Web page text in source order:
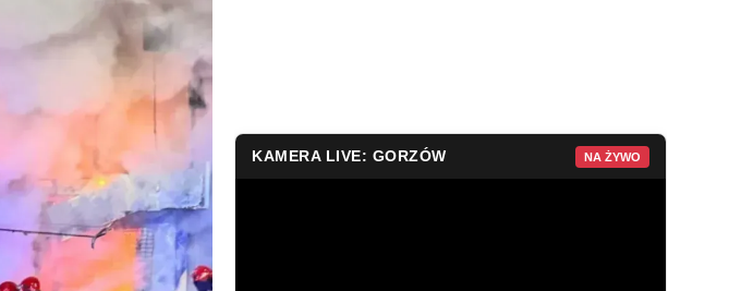
KAMERA LIVE: GORZÓW NA ŻYWO